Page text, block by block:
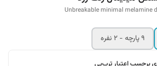
Unbreakable minimal melamine
9 پارچه - 2 نفره